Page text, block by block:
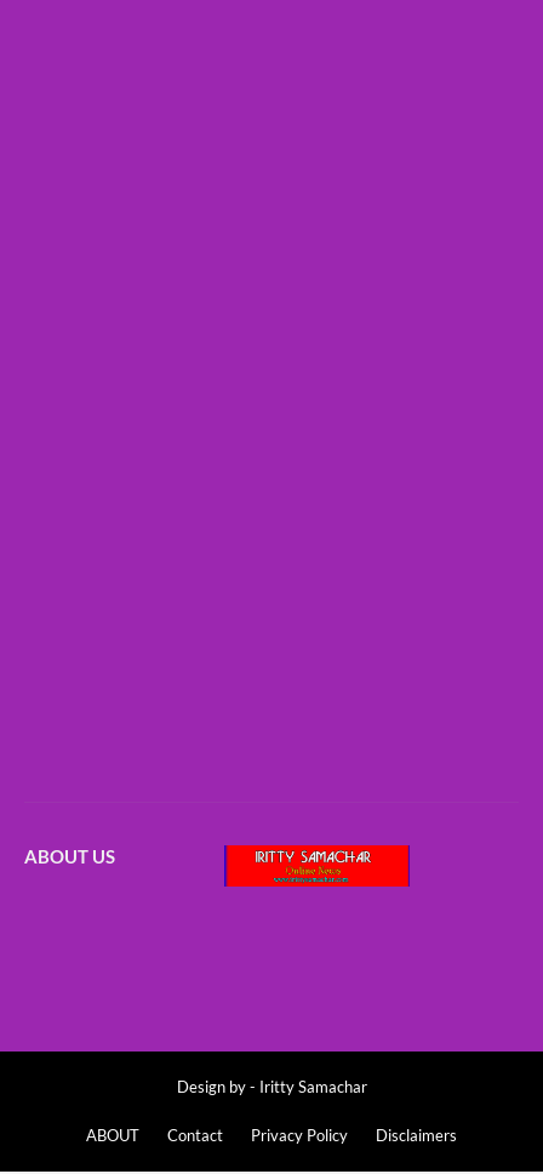
ABOUT US
Design by - Iritty Samachar
ABOUT Contact Privacy Policy Disclaimers